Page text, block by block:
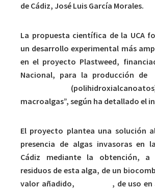
de Cádiz, José Luis García Morales.
La propuesta científica de la UCA
un desarrollo experimental más
en el proyecto Plastweed,
Nacional, para la producción de
macroalgas”, según ha detallado el
El proyecto plantea una solución
presencia de algas invasoras en
Cádiz mediante la obtención,
residuos de esta alga, de un
valor añadido,
, de uso